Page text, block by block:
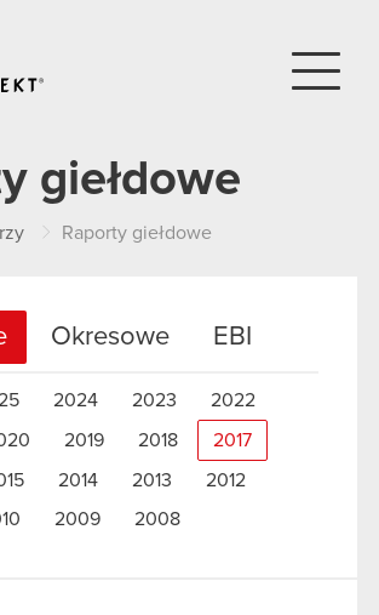
giełdowe
Raporty giełdowe
Okresowe EBI
2024 2023 2022
2019 2018 2017
2014 2013
2012
2009 2008